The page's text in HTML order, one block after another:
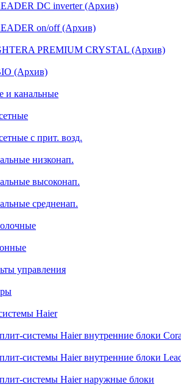
DC inverter (Архив)
on/off (Архив)
PREMIUM CRYSTAL (Архив)
(Архив)
и канальные
с прит. возд.
низконап.
высоконап.
средненап.
управления
Haier
системы Haier внутренние блоки
системы Haier внутренние блоки
системы Haier наружные блоки